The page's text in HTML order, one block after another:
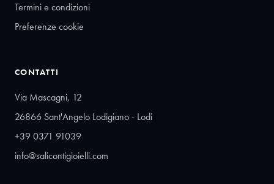
Termini e condizioni
Preferenze cookie
CONTATTI
Via Mascagni, 12
26866 Sant'Angelo Lodigiano - Lodi
+39 0371 91039
info@salicontigioielli.com